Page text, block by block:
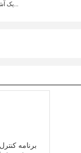
که مزایای متعلق به KT-603، یک آشکارساز گاز کوچک اما جامد ا...